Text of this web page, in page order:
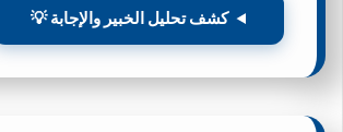
كشف تحليل الخبير والإجابة 💡